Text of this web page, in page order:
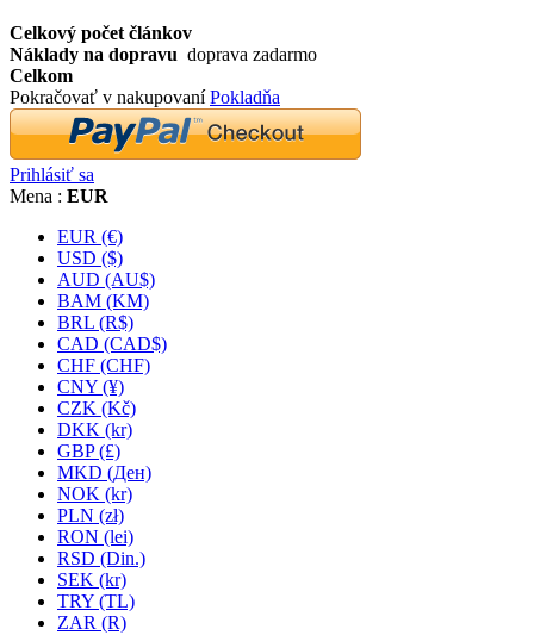
Celkový počet článkov
Náklady na dopravu doprava zadarmo
Celkom
Pokračovať v nakupovaníPokladňa
Prihlásiť sa
Mena : EUR
EUR (€)
USD ($)
AUD (AU$)
BAM (KM)
BRL (R$)
CAD (CAD$)
CHF (CHF)
CNY (¥)
CZK (Kč)
DKK (kr)
GBP (£)
MKD (Ден)
NOK (kr)
PLN (zł)
RON (lei)
RSD (Din.)
SEK (kr)
TRY (TL)
ZAR (R)